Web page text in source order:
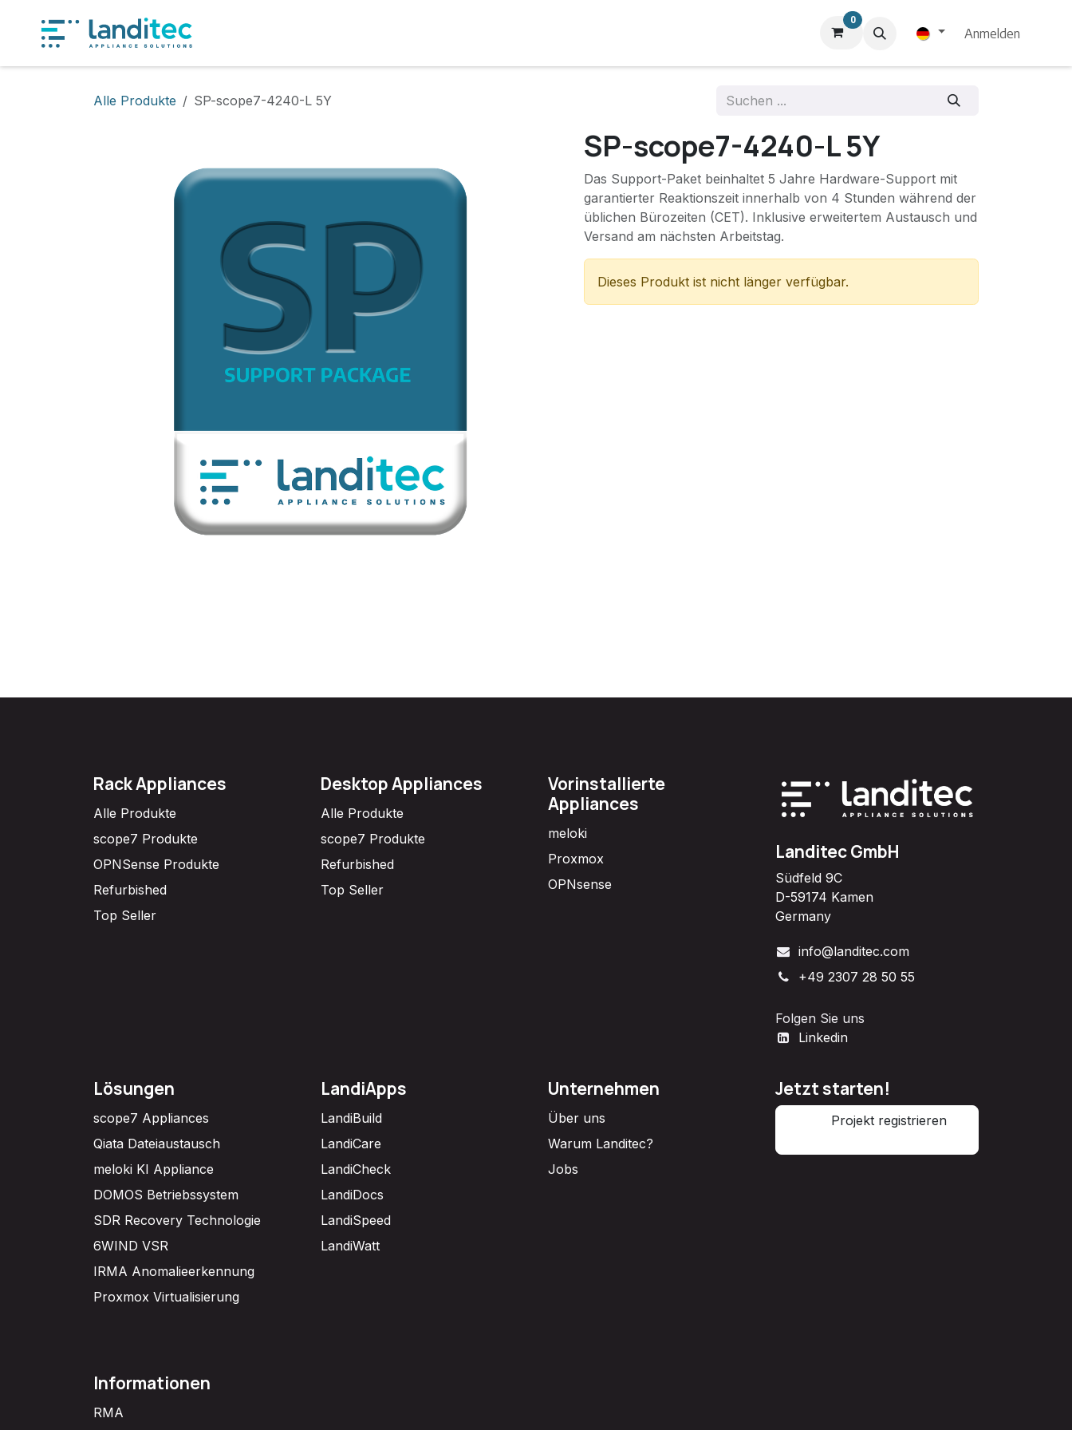
0
Anmelden
Alle Produkte SP-scope7-4240-L 5Y
SP-scope7-4240-L 5Y
Das Support-Paket beinhaltet 5 Jahre Hardware-Support mit
garantierter Reaktionszeit innerhalb von 4 Stunden während der
üblichen Bürozeiten (CET). Inklusive erweitertem Austausch und
Versand am nächsten Arbeitstag.
Dieses Produkt ist nicht länger verfügbar.
Rack Appliances
Alle Produkte
scope7 Produkte
OPNSense Produkte
Refurbished
Top Seller
Desktop Appliances
Alle Produkte
scope7 Produkte
Refurbished
Top Seller
Vorinstallierte
Appliances
meloki
Proxmox
OPNsense
Landitec GmbH
Südfeld 9C
D-59174 Kamen
Germany
info@landitec.com
+49 2307 28 50 55
Folgen Sie uns
Linkedin
Lösungen
scope7 Appliances
Qiata Dateiaustausch
meloki KI Appliance
DOMOS Betriebssystem
SDR Recovery Technologie
6WIND VSR
IRMA Anomalieerkennung
Proxmox Virtualisierung
LandiApps
LandiBuild
LandiCare
LandiCheck
LandiDocs
LandiSpeed
LandiWatt
Unternehmen
Über uns
Warum Landitec?
Jobs
Jetzt starten!
Projekt registrieren
Informationen
RMA